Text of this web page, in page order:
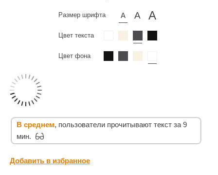
Размер шрифта
Цвет текста
Цвет фона
В среднем, пользователи прочитывают текст за 9
мин.
Добавить в избранное